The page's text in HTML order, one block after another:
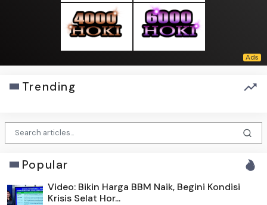
Trending
Popular
Video: Bikin Harga BBM Naik, Begini Kondisi
Krisis Selat Hor...